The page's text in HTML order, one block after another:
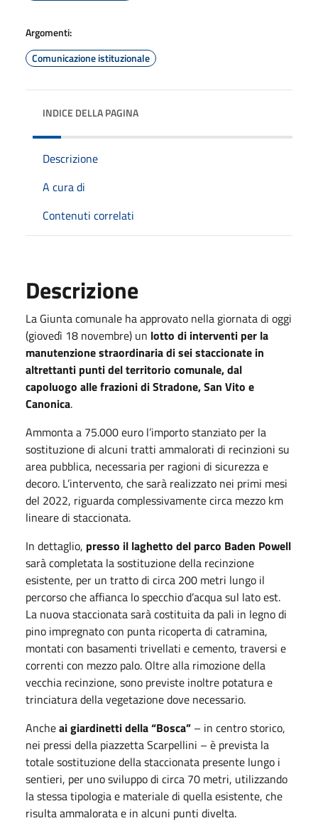
Argomenti:
Comunicazione istituzionale
INDICE DELLA PAGINA
Descrizione
A cura di
Contenuti correlati
Descrizione
La Giunta comunale ha approvato nella giornata di oggi
(giovedì 18 novembre) un lotto di interventi per la
manutenzione straordinaria di sei staccionate in
altrettanti punti del territorio comunale, dal
capoluogo alle frazioni di Stradone, San Vito e
Canonica.
Ammonta a 75.000 euro l’importo stanziato per la
sostituzione di alcuni tratti ammalorati di recinzioni su
area pubblica, necessaria per ragioni di sicurezza e
decoro. L’intervento, che sarà realizzato nei primi mesi
del 2022, riguarda complessivamente circa mezzo km
lineare di staccionata.
In dettaglio, presso il laghetto del parco Baden Powell
sarà completata la sostituzione della recinzione
esistente, per un tratto di circa 200 metri lungo il
percorso che affianca lo specchio d’acqua sul lato est.
La nuova staccionata sarà costituita da pali in legno di
pino impregnato con punta ricoperta di catramina,
montati con basamenti trivellati e cemento, traversi e
correnti con mezzo palo. Oltre alla rimozione della
vecchia recinzione, sono previste inoltre potatura e
trinciatura della vegetazione dove necessario.
Ancheai giardinetti della “Bosca” – in centro storico,
nei pressi della piazzetta Scarpellini – è prevista la
totale sostituzione della staccionata presente lungo i
sentieri, per uno sviluppo di circa 70 metri, utilizzando
la stessa tipologia e materiale di quella esistente, che
risulta ammalorata e in alcuni punti divelta.